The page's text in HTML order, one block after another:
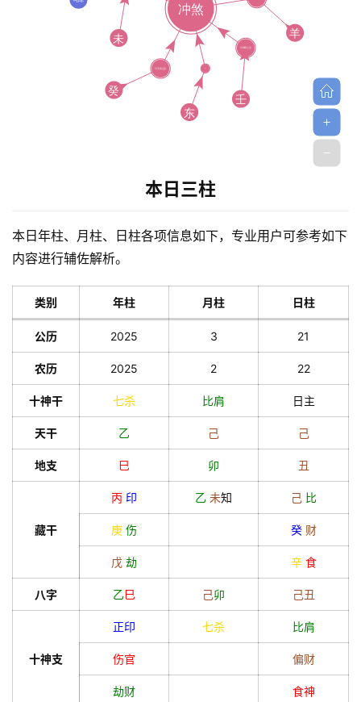
登录 注册
本日三柱
本日年柱、月柱、日柱各项信息如下，专业用户可参考如下
内容进行辅佐解析。
类别 年柱 月柱 日柱
公历 2025 3 21
农历 2025 2 22
十神干 七杀 比肩 日主
天干 乙 己 己
地支 巳 卯 丑
藏干
丙 印 乙 未知 己 比
庚 伤 癸 财
戊 劫 辛 食
八字 乙巳 己卯 己丑
十神支
正印 七杀 比肩
伤官 偏财
劫财 食神